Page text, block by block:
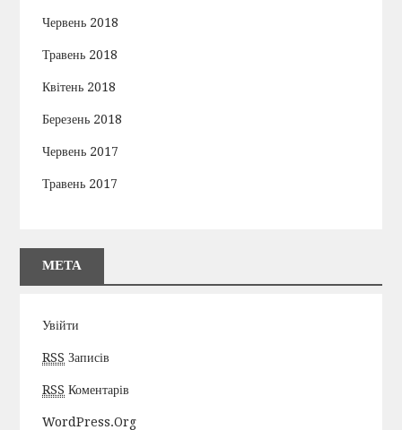
Червень 2018
Травень 2018
Квітень 2018
Березень 2018
Червень 2017
Травень 2017
МЕТА
Увійти
RSS Записів
RSS Коментарів
WordPress.org